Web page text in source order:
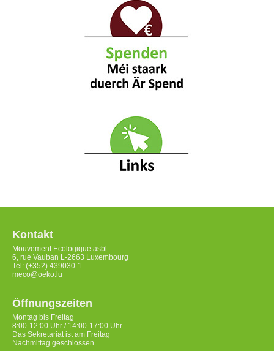
Kontakt
Mouvement Ecologique asbl
6, rue Vauban L-2663 Luxembourg
Tel: (+352) 439030-1
meco@oeko.lu
Öffnungszeiten
Montag bis Freitag
8:00-12:00 Uhr / 14:00-17:00 Uhr
Das Sekretariat ist am Freitag
Nachmittag geschlossen